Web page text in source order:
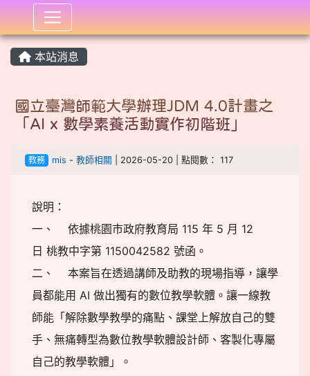
:::
本站消息
國立臺灣師範大學辦理JDM 4.0計畫之
「AI x 數學素養活動實作初階班」
教務 mis - 教師相關 | 2026-05-20 | 點閱數： 117
說明：
一、 依據桃園市政府教育局 115 年 5 月 12
日 桃教中字第 1150042582 號函。
二、 本案旨在透過講師及助教的現場指導，讓學
員都能用 AI 做出獨有的數位教學軟體。讓一線教
師能「解除數學教學的痛點、課堂上解放自己的雙
手、無痛轉型為數位教學軟體設計師、客製化專屬
自己的教學軟體」。